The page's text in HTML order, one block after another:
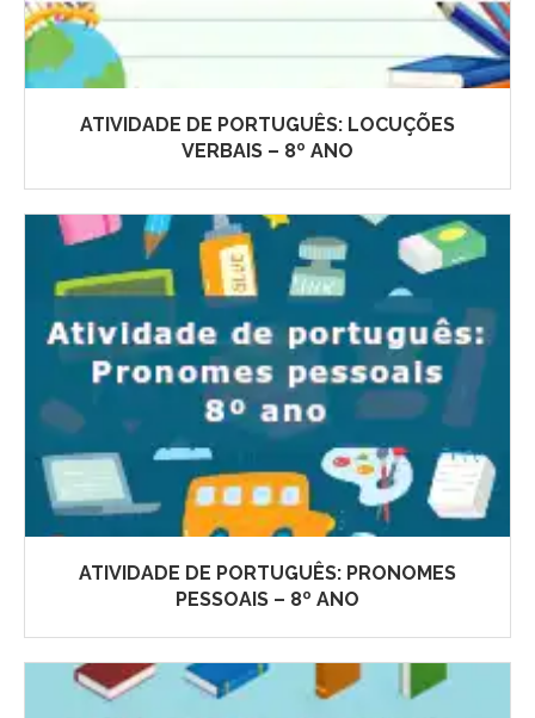
ATIVIDADE DE PORTUGUÊS: LOCUÇÕES
VERBAIS – 8º ANO
ATIVIDADE DE PORTUGUÊS: PRONOMES
PESSOAIS – 8º ANO